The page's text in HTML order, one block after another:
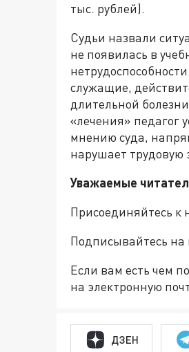
тыс. рублей).
Судьи назвали
не появилась в
служащие,
длительной
«лечения» педагог
мнению суда,
нарушает трудовую
Уважаемые
Присоединяйтесь к
Подписывайтесь
Если вам есть чем
на электронную
ДЗЕН